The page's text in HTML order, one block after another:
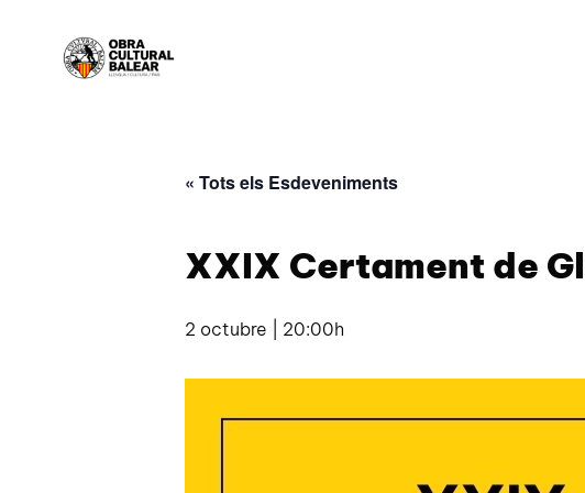
« Tots els Esdeveniments
XXIX Certament de
2 octubre | 20:00h